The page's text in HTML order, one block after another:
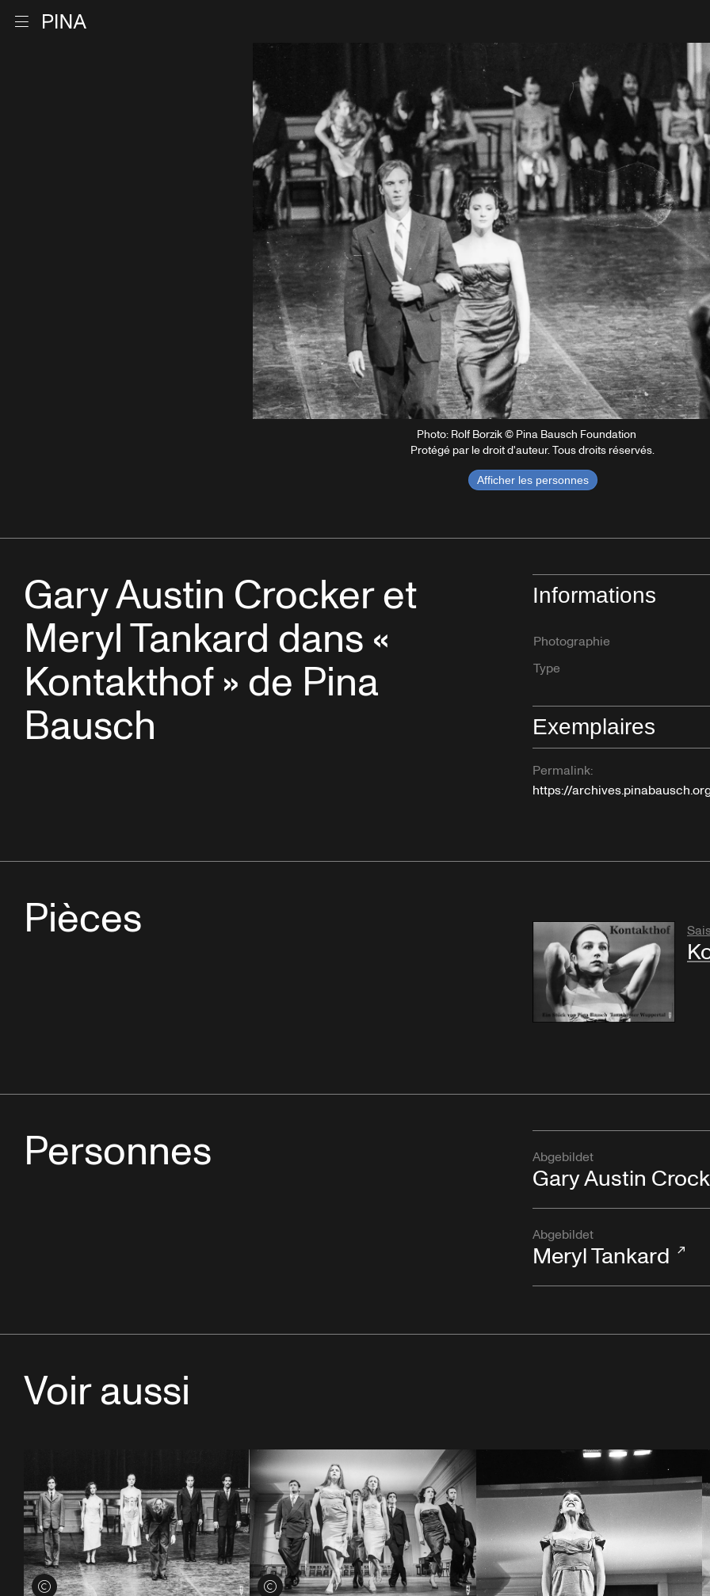
Ouvrir le menu
Photo: Rolf Borzik © Pina Bausch Foundation
Protégé par le droit d'auteur. Tous droits réservés.
Afficher les personnes
Gary Austin Crocker et
Meryl Tankard dans «
Kontakthof » de Pina
Bausch
Informations
Photographie
Type
Exemplaires
Permalink:
https://
Pièces
Personnes Abgebildet
Gary Austin
Abgebildet
Meryl Tankard
Voir aussi
Voir les crédits Voir les crédits